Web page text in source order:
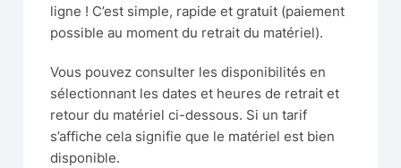
ligne ! C’est simple, rapide et gratuit (paiement
possible au moment du retrait du matériel).
Vous pouvez consulter les disponibilités en
sélectionnant les dates et heures de retrait et
retour du matériel ci-dessous. Si un tarif
s’affiche cela signifie que le matériel est bien
disponible.